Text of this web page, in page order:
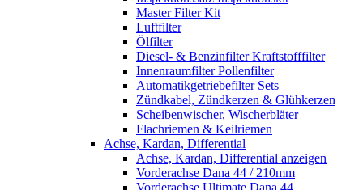
Master Filter Kit
Luftfilter
Ölfilter
Diesel- & Benzinfilter Kraftstofffilter
Innenraumfilter Pollenfilter
Automatikgetriebefilter Sets
Zündkabel, Zündkerzen & Glühkerzen
Scheibenwischer, Wischerbläter
Flachriemen & Keilriemen
Achse, Kardan, Differential
Achse, Kardan, Differential anzeigen
Vorderachse Dana 44 / 210mm
Vorderachse Ultimate Dana 44